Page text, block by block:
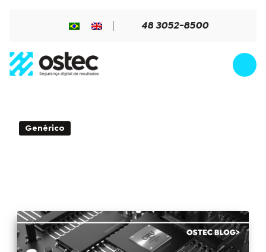
48 3052-8500
Genérico